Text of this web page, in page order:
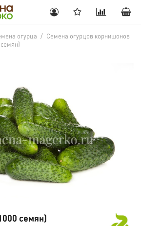
огурца / Семена огурцов корнишонов
семян)